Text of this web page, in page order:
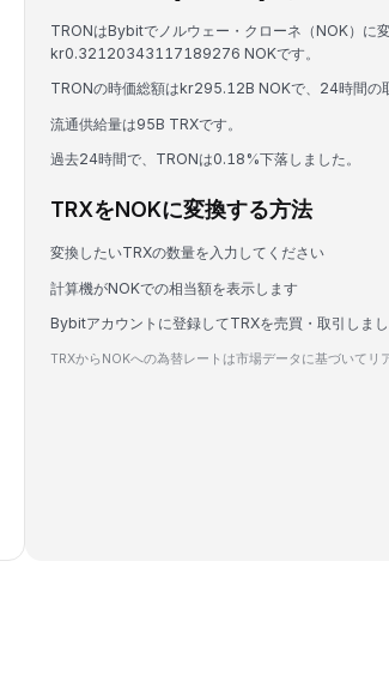
TRONはBybitでノルウェー・クローネ（NOK）に
kr0.32120343117189276 NOKです。
TRONの時価総額はkr295.12B NOKで、24時間の
流通供給量は95B TRXです。
過去24時間で、TRONは0.18%下落しました。
TRXをNOKに変換する方法
変換したいTRXの数量を入力してください
計算機がNOKでの相当額を表示します
Bybitアカウントに登録してTRXを売買・取引しまし
TRXからNOKへの為替レートは市場データに基づいてリ